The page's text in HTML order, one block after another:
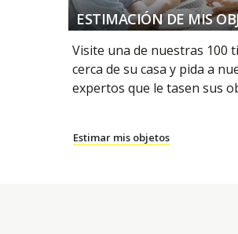
ESTIMACIÓN DE MIS
Visite una de nuestras 100
cerca de su casa y pida a
expertos que le tasen sus
Estimar mis objetos